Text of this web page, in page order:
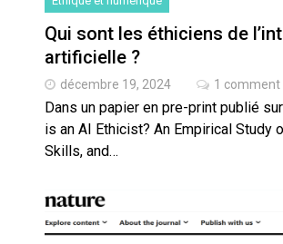
Qui sont les éthiciens de
artificielle ?
décembre 19, 2024 1 comment
Dans un papier en pre-print publié sur
is an AI Ethicist? An Empirical Study
Skills, and…